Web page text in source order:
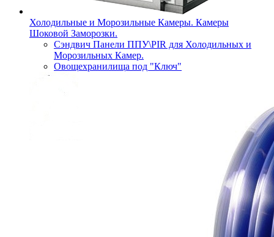
Холодильные и Морозильные Камеры. Камеры
Шоковой Заморозки.
Сэндвич Панели ППУ\PIR для Холодильных и
Морозильных Камер.
Овощехранилища под "Ключ"